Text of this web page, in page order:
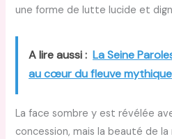
une forme de lutte lucide et
A lire aussi : La Seine
au cœur du fleuve mythique
La face sombre y est révélée
concession, mais la beauté de